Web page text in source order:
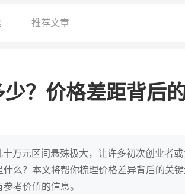
推荐文章
？价格差距背后
万元区间悬殊极大，让许多初次创业者
么？本文将帮你梳理价格差异背后的关
考价值的信息。
%
借有赞破局新
30 万
2000
IT精英回乡种地，撬动
意！